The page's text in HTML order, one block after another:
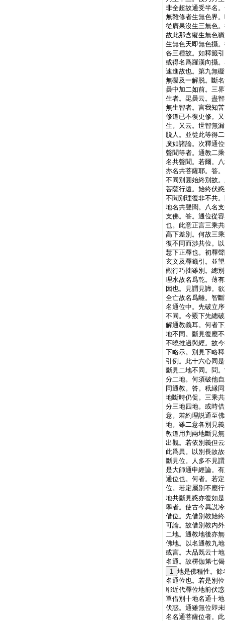
非全超故通受半名
無雜修者生無色界
從廣果沒生三無色
故此那含縱生無色
生無色天即無色攝
各三種故。如釋籤
或得名爲羅漢向攝
速進故也。第九無
無礙及一解脱。斷
曇中加二如前。三
生者。毘曇云。盡
無生智者。言我知
修道已不復更修。
生。又云。世智無
脱人。並從此等得
廣如諸論。次釋通
聲聞等者。通教二
名共聲聞。若爾。
亦名共菩薩耶。答
不同別圓始終別故
菩薩行遠。始終伏
不聞別理復非不共
地名共聲聞。八名
支佛。答。通位從
也。此意正言三乘
高下差別。何故三
復不同而渉共位。
慧下正釋也。初釋
玄文及釋籤引。並
觀行巧拙雖別。總
理水故名爲乾。薄
因也。見謂見諦。
全亡故名爲離。智
名通位中。先破立
不同。今覈下先總
解通教義耳。何者
地不同。斷見復應
不曉推過與經。故
下略示。別見下略
引例。此十六心同
斷見二地不同。問
分二地。何須破他
同通教。答。秖縁
地斷時仍促。三乘
分三地四地。或時
意。若約理説通至
地。雖二意各別見
教道用判兩地斷見
出觀。若依別義但
此爲異。以別長故
斷見位。人多不見
是大師通申經論。
通位也。何者。若
位。若定屬別不應
地共斷見惑亦復如
學者。使古今異説
借位。先借別教始
可論。故借別教内
二地。通教地後亦
佛地。以名通教九
或言。大品既云十
名通。故楞伽第七
1 地是佛種性。
名通位也。若是別
耶近代釋位地前伏
單借別十地名通十
伏惑。通雖無位即
名名通菩薩位者。